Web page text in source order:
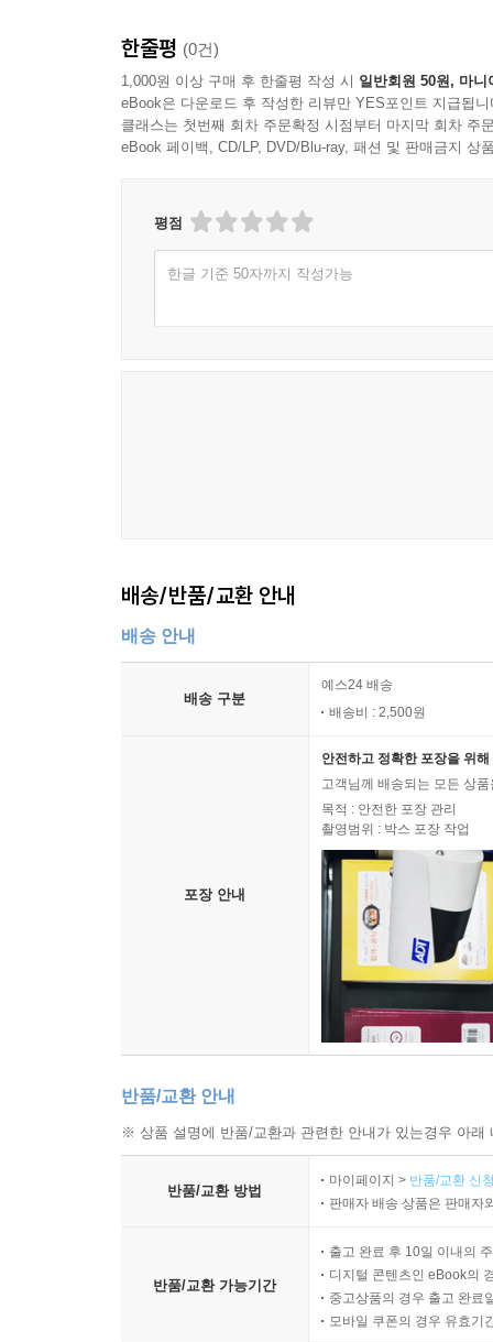
다양성과 개성의 세계를 엿볼 수 있다. 트렌드를
전문가가 애정 어린 마음으로 추천한 책들은 교
있는 독자들은 보석 같은 책들을 만날 수 있다.
반응이 없는 책도 있었다. 누군가에게는 굉장
2. 구글 맵을 이용한다.
제공되는 구글 맵 파일을 연 뒤 뉴요커들이 찍어
순례한다.
미처 책에 싣지 못한 미공개 사진과 지도 정보를 구
한줄평 (0건)
1,000원 이상 구매 후 한줄평 작성 시 일반회원 50원, 마니
eBook은 다운로드 후 작성한 리뷰만 YES포인트 지급됩니
클래스는 첫번째 회차 주문확정 시점부터 마지막 회차 주
eBook 페이백, CD/LP, DVD/Blu-ray, 패션 및 판매금지 상
평점
한글 기준 50자까지 작성가능
배송/반품/교환 안내
배송 안내
배송 구분
예스24 배송
배송비 : 2,500원
포장 안내
안전하고 정확한 포장을 위
고객님께 배송되는 모든 상
목적 : 안전한 포장 관리
촬영범위 : 박스 포장 작업
반품/교환 안내
※ 상품 설명에 반품/교환과 관련한 안내가 있는경우 아
반품/교환 방법
마이페이지 > 반품/교환 신
판매자 배송 상품은 판매자
반품/교환 가능기간
출고 완료 후 10일 이내의
디지털 콘텐츠인 eBook의
중고상품의 경우 출고 완료
모바일 쿠폰의 경우 유효기